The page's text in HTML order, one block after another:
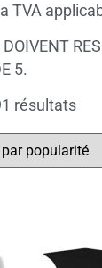
TVA
5.
résultats